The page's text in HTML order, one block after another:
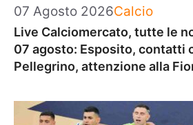
07 Agosto 2026Categorie
Calcio
Live Calciomercato, tutte le
07 agosto: Esposito, contatti
Pellegrino, attenzione alla